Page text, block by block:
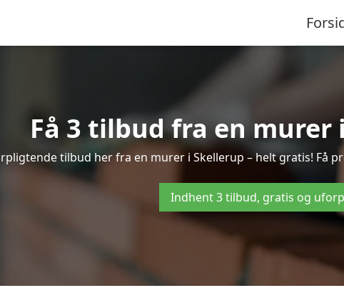
Få 3 tilbud fra en murer
tilbud her fra en murer i Skellerup – helt gratis! Få
Indhent 3 tilbud, gratis og